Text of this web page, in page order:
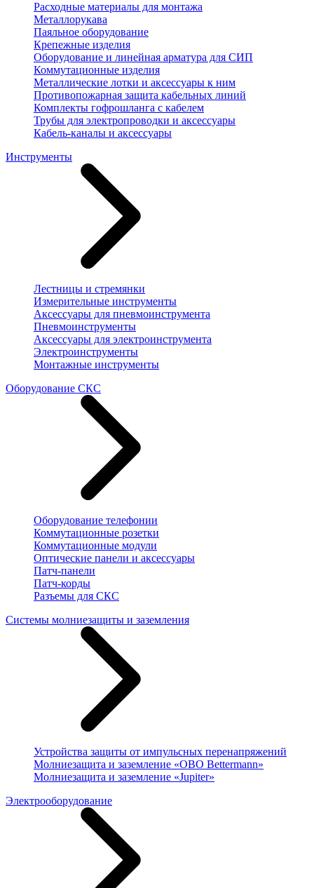
Расходные материалы для монтажа
Металлорукава
Паяльное оборудование
Крепежные изделия
Оборудование и линейная арматура для СИП
Коммутационные изделия
Металлические лотки и аксессуары к ним
Противопожарная защита кабельных линий
Комплекты гофрошланга с кабелем
Трубы для электропроводки и аксессуары
Кабель-каналы и аксессуары
Инструменты
Лестницы и стремянки
Измерительные инструменты
Аксессуары для пневмоинструмента
Пневмоинструменты
Аксессуары для электроинструмента
Электроинструменты
Монтажные инструменты
Оборудование СКС
Оборудование телефонии
Коммутационные розетки
Коммутационные модули
Оптические панели и аксессуары
Патч-панели
Патч-корды
Разъемы для СКС
Системы молниезащиты и заземления
Устройства защиты от импульсных перенапряжений
Молниезащита и заземление «OBO Bettermann»
Молниезащита и заземление «Jupiter»
Электрооборудование